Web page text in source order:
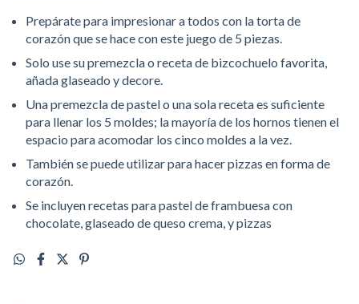
Prepárate para impresionar a todos con la torta de
corazón que se hace con este juego de 5 piezas.
Solo use su premezcla o receta de bizcochuelo favorita,
añada glaseado y decore.
Una premezcla de pastel o una sola receta es suficiente
para llenar los 5 moldes; la mayoría de los hornos tienen el
espacio para acomodar los cinco moldes a la vez.
También se puede utilizar para hacer pizzas en forma de
corazón.
Se incluyen recetas para pastel de frambuesa con
chocolate, glaseado de queso crema, y pizzas